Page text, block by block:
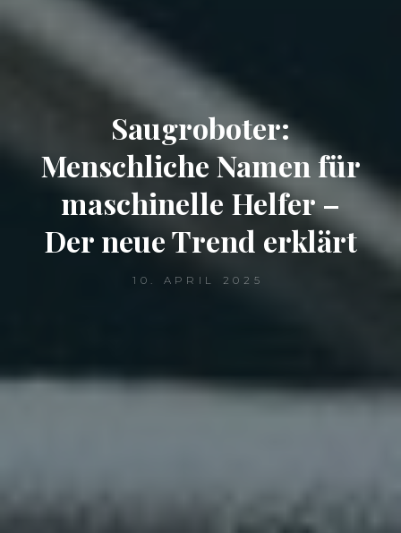
Saugroboter:
Menschliche Namen für
maschinelle Helfer –
Der neue Trend erklärt
10. APRIL 2025